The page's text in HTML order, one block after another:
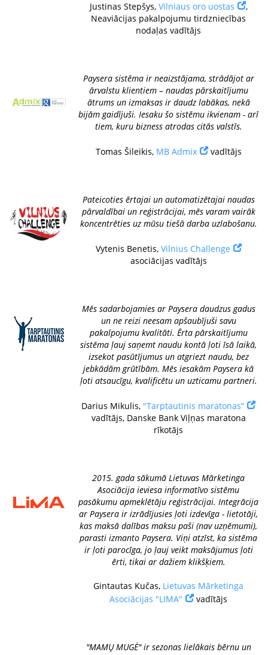
Justinas Stepšys, Vilniaus oro uostas
,
Neaviācijas pakalpojumu tirdzniecības
nodaļas vadītājs
Paysera sistēma ir neaizstājama, strādājot ar
ārvalstu klientiem – naudas pārskaitījumu
ātrums un izmaksas ir daudz labākas, nekā
bijām gaidījuši. Iesaku šo sistēmu ikvienam - arī
tiem, kuru bizness atrodas citās valstīs.
Tomas Šileikis, MB Admix vadītājs
Pateicoties ērtajai un automatizētajai naudas
pārvaldībai un reģistrācijai, mēs varam vairāk
koncentrēties uz mūsu tiešā darba uzlabošanu.
Vytenis Benetis, Vilnius Challenge
asociācijas vadītājs
Mēs sadarbojamies ar Paysera daudzus gadus
un ne reizi neesam apšaubījuši savu
pakalpojumu kvalitāti. Ērta pārskaitījumu
sistēma ļauj saņemt naudu kontā ļoti īsā laikā,
izsekot pasūtījumus un atgriezt naudu, bez
jebkādām grūtībām. Mēs iesakām Paysera kā
ļoti atsaucīgu, kvalificētu un uzticamu partneri.
Darius Mikulis, "Tarptautinis maratonas“
vadītājs, Danske Bank Viļņas maratona
rīkotājs
2015. gada sākumā Lietuvas Mārketinga
Asociācija ieviesa informatīvo sistēmu
pasākumu apmeklētāju reģistrācijai. Integrācija
ar Paysera ir izrādījusies ļoti izdevīga - lietotāji,
kas maksā dalības maksu paši (nav uzņēmumi),
parasti izmanto Paysera. Viņi atzīst, ka sistēma
ir ļoti parocīga, jo ļauj veikt maksājumus ļoti
ērti, tikai ar dažiem klikšķiem.
Gintautas Kučas, Lietuvas Mārketinga
Asociācijas "LIMA"
vadītājs
"MAMŲ MUGĖ" ir sezonas lielākais bērnu un